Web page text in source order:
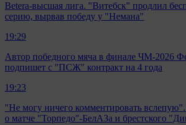
Betera-высшая лига. "Витебск" продлил
серию, вырвав победу у "Немана"
19:29
Автор победного мяча в финале ЧМ-2026
подпишет с "ПСЖ" контракт на 4 года
19:23
"Не могу ничего комментировать
о матче "Торпедо"-БелАЗа и брестского